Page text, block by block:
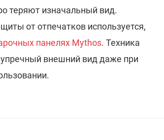
теряют изначальный вид.
от отпечатков используется,
панелях Mythos. Техника
внешний вид даже при